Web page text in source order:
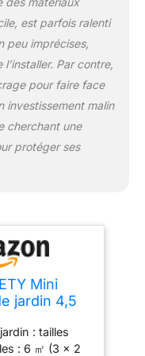
résistant
et
à casser. Le
maille du film
les
d'attaquer les
facile
de la maison de
peut être
le cadre avec
et en le
avec des
fleurs peut
en moins de
Tente
: la serre à
est parfois ralenti
peu imprécises,
Par contre,
pour faire face
investissement malin
cherchant une
protéger ses
Mini
jardin 4,5
à l'hiver -
fenêtres et
: tailles
: 6 ㎡ (3 x 2